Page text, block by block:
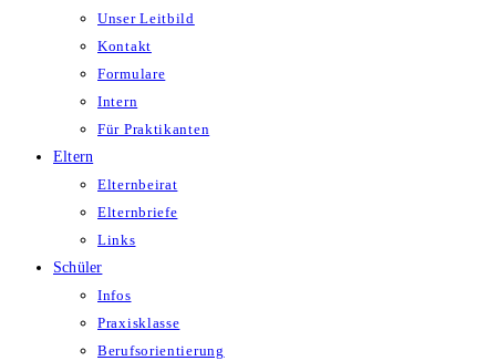
Unser Leitbild
Kontakt
Formulare
Intern
Für Praktikanten
Eltern
Elternbeirat
Elternbriefe
Links
Schüler
Infos
Praxisklasse
Berufsorientierung